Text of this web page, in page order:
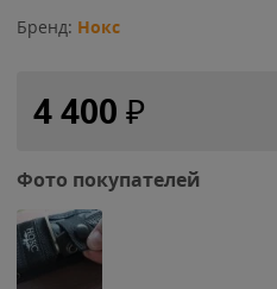
Бренд: Нокс
4 400 ₽
Фото покупателей